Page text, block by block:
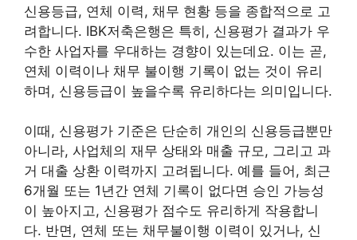
신용등급, 연체 이력, 채무 현황 등을 종합적으로 고
려합니다. IBK저축은행은 특히, 신용평가 결과가 우
수한 사업자를 우대하는 경향이 있는데요. 이는 곧,
연체 이력이나 채무 불이행 기록이 없는 것이 유리
하며, 신용등급이 높을수록 유리하다는 의미입니다.
이때, 신용평가 기준은 단순히 개인의 신용등급뿐만
아니라, 사업체의 재무 상태와 매출 규모, 그리고 과
거 대출 상환 이력까지 고려됩니다. 예를 들어, 최근
6개월 또는 1년간 연체 기록이 없다면 승인 가능성
이 높아지고, 신용평가 점수도 유리하게 작용합니
다. 반면, 연체 또는 채무불이행 이력이 있거나, 신